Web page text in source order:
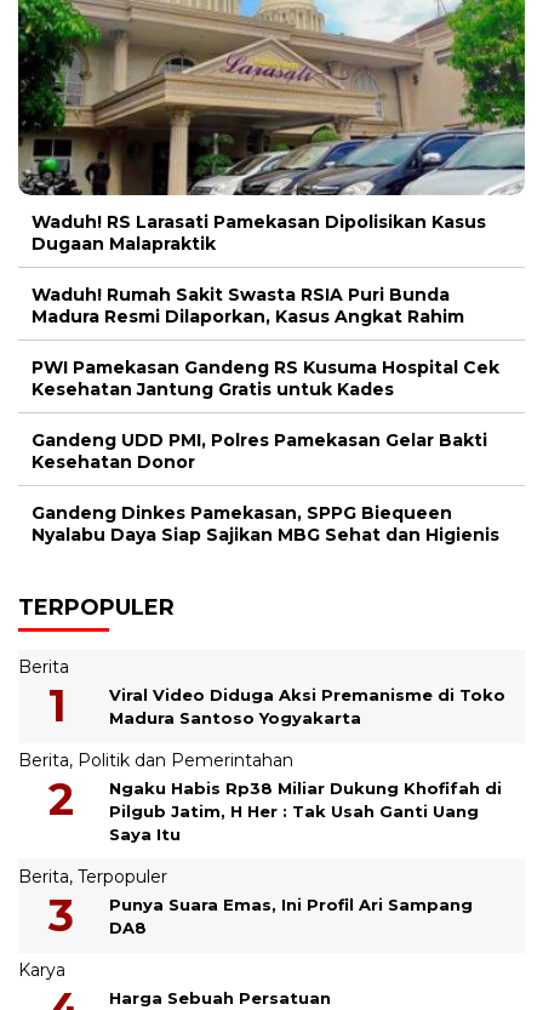
Waduh! RS Larasati Pamekasan Dipolisikan Kasus
Dugaan Malapraktik
Waduh! Rumah Sakit Swasta RSIA Puri Bunda
Madura Resmi Dilaporkan, Kasus Angkat Rahim
PWI Pamekasan Gandeng RS Kusuma Hospital Cek
Kesehatan Jantung Gratis untuk Kades
Gandeng UDD PMI, Polres Pamekasan Gelar Bakti
Kesehatan Donor
Gandeng Dinkes Pamekasan, SPPG Biequeen
Nyalabu Daya Siap Sajikan MBG Sehat dan Higienis
TERPOPULER
Berita
Viral Video Diduga Aksi Premanisme di Toko
Madura Santoso Yogyakarta
Berita, Politik dan Pemerintahan
Ngaku Habis Rp38 Miliar Dukung Khofifah di
Pilgub Jatim, H Her : Tak Usah Ganti Uang
Saya Itu
Berita, Terpopuler
Punya Suara Emas, Ini Profil Ari Sampang
DA8
Karya
Harga Sebuah Persatuan